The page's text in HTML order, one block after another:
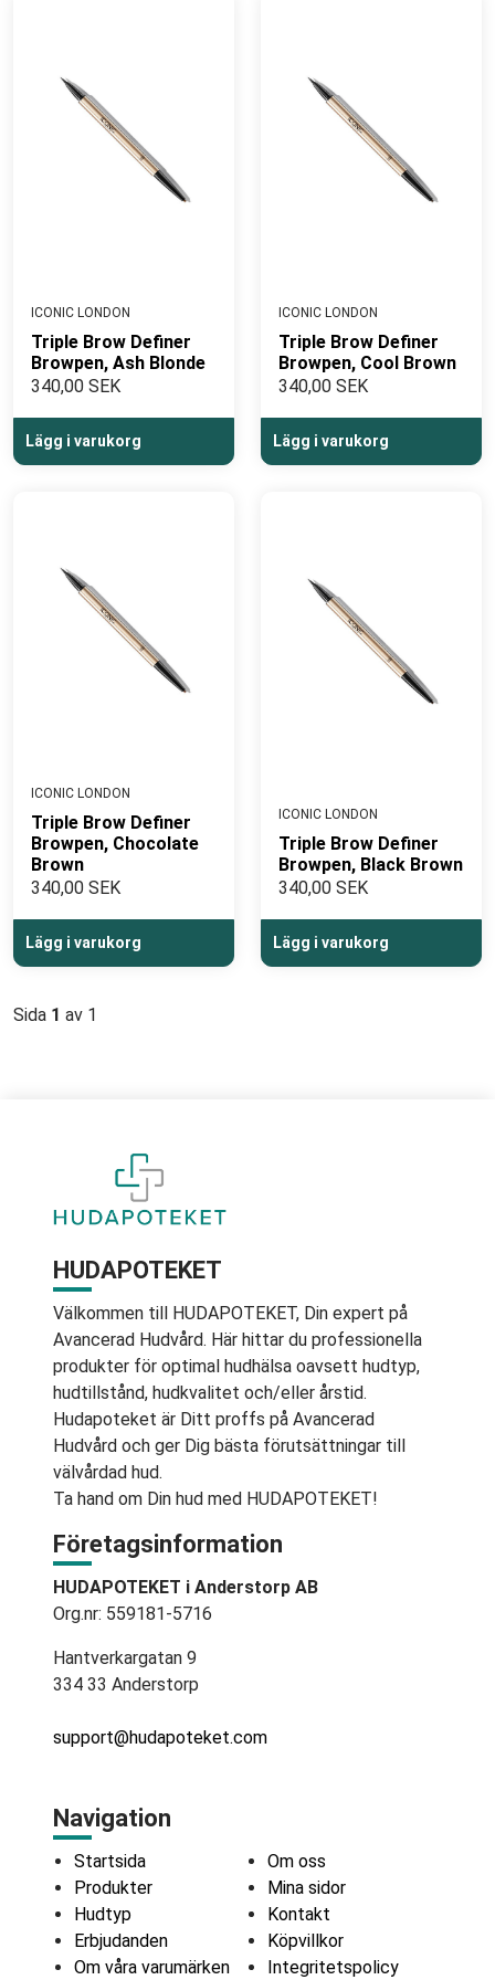
SYNCHROLINE®
- Scientifically Proven Skincare
ICONIC LONDON
Triple Brow Definer
Browpen, Ash Blonde
340,00 SEK
Lägg i varukorg
ICONIC LONDON
Triple Brow Definer
Browpen, Cool Brown
340,00 SEK
Lägg i varukorg
ICONIC LONDON
Triple Brow Definer
Browpen, Chocolate
Brown
340,00 SEK
Lägg i varukorg
ICONIC LONDON
Triple Brow Definer
Browpen, Black Brown
340,00 SEK
Lägg i varukorg
Sida 1 av 1
HUDAPOTEKET
Välkommen till HUDAPOTEKET, Din expert på
Avancerad Hudvård. Här hittar du professionella
produkter för optimal hudhälsa oavsett hudtyp,
hudtillstånd, hudkvalitet och/eller årstid.
Hudapoteket är Ditt proffs på Avancerad
Hudvård och ger Dig bästa förutsättningar till
välvårdad hud.
Ta hand om Din hud med HUDAPOTEKET!
Företagsinformation
HUDAPOTEKET i Anderstorp AB
Org.nr: 559181-5716
Hantverkargatan 9
334 33 Anderstorp
support@hudapoteket.com
Navigation
Startsida
Produkter
Hudtyp
Erbjudanden
Om våra varumärken
Om oss
Mina sidor
Kontakt
Köpvillkor
Integritetspolicy